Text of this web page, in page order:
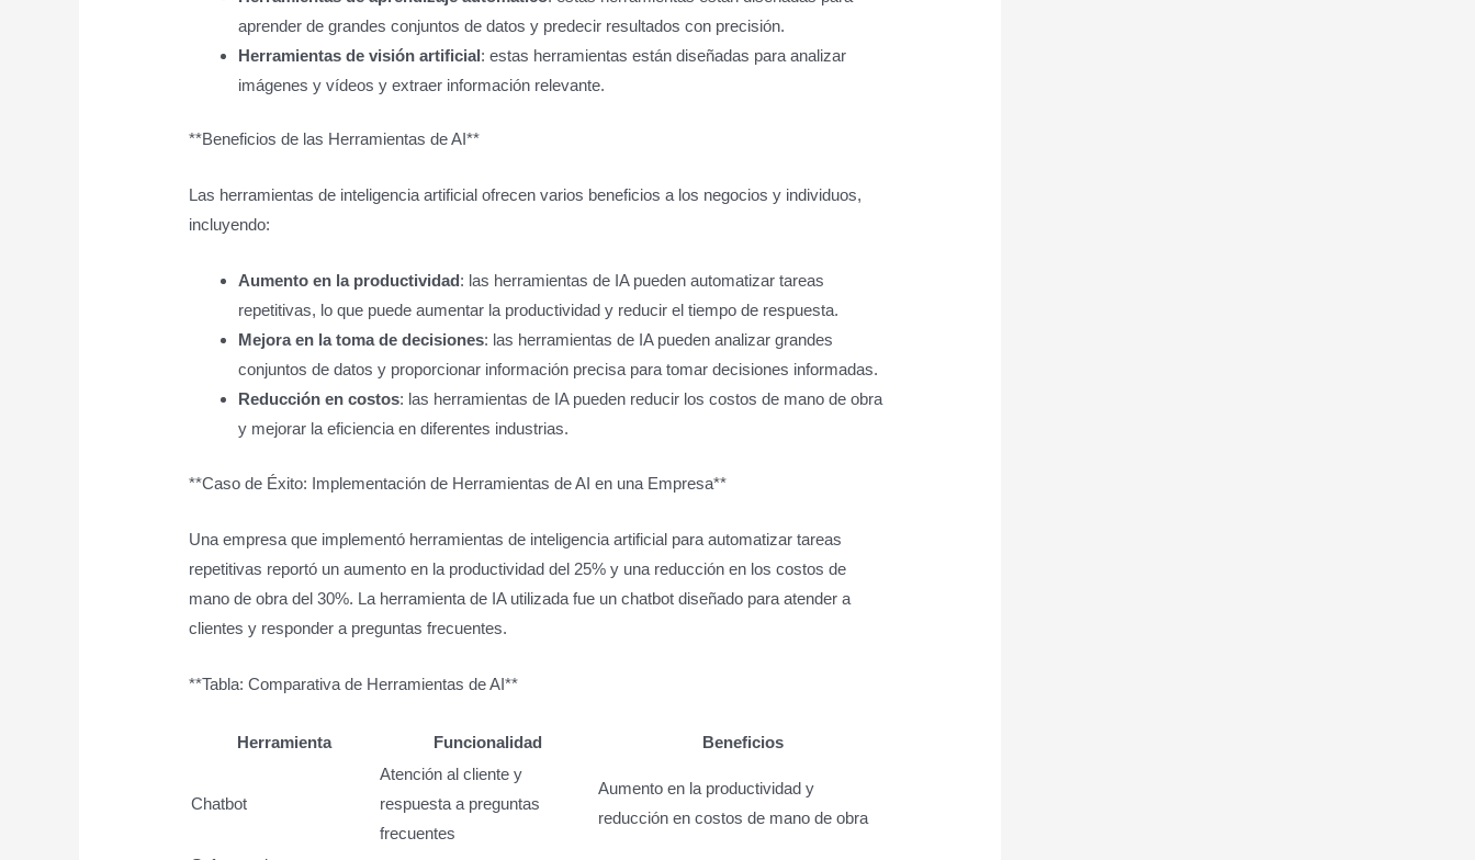
aprender de grandes conjuntos de datos y predecir resultados con precisión.
Herramientas de visión artificial: estas herramientas están diseñadas para analizar
imágenes y vídeos y extraer información relevante.
**Beneficios de las Herramientas de AI**
Las herramientas de inteligencia artificial ofrecen varios beneficios a los negocios y individuos,
incluyendo:
Aumento en la productividad: las herramientas de IA pueden automatizar tareas
repetitivas, lo que puede aumentar la productividad y reducir el tiempo de respuesta.
Mejora en la toma de decisiones: las herramientas de IA pueden analizar grandes
conjuntos de datos y proporcionar información precisa para tomar decisiones informadas.
Reducción en costos: las herramientas de IA pueden reducir los costos de mano de obra
y mejorar la eficiencia en diferentes industrias.
**Caso de Éxito: Implementación de Herramientas de AI en una Empresa**
Una empresa que implementó herramientas de inteligencia artificial para automatizar tareas
repetitivas reportó un aumento en la productividad del 25% y una reducción en los costos de
mano de obra del 30%. La herramienta de IA utilizada fue un chatbot diseñado para atender a
clientes y responder a preguntas frecuentes.
**Tabla: Comparativa de Herramientas de AI**
Herramienta Funcionalidad Beneficios
Chatbot
Atención al cliente y
respuesta a preguntas
frecuentes
Aumento en la productividad y
reducción en costos de mano de obra